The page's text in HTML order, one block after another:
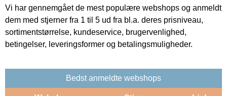
Vi har gennemgået de mest populære webshops og anmeldt
dem med stjerner fra 1 til 5 ud fra bl.a. deres prisniveau,
sortimentstørrelse, kundeservice, brugervenlighed,
betingelser, leveringsformer og betalingsmuligheder.
Bedst anmeldte webshops